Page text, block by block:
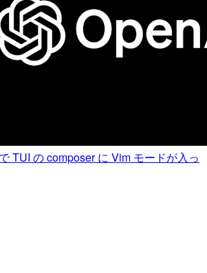
TUI の composer に Vim モードが入っ